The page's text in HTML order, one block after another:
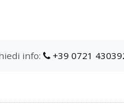
info: +39 0721